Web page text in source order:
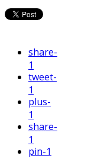
share-
1
tweet-
1
plus-
1
share-
1
pin-1